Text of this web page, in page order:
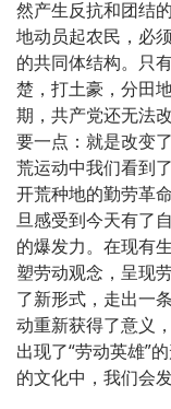
然产生反抗和团结
地动员起农民，必
的共同体结构。只
楚，打土豪，分田
期，共产党还无法
要一点：就是改变
荒运动中我们看到
开荒种地的勤劳革
旦感受到今天有了
的爆发力。在现有
塑劳动观念，呈现
了新形式，走出一
动重新获得了意义
出现了“劳动英雄”
的文化中，我们会